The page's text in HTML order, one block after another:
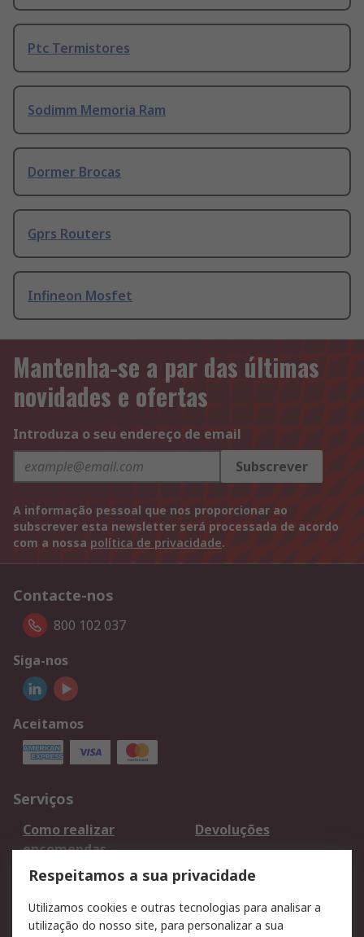
Ptc Termistores
Sodimm Memoria Ram
Dormer Brocas
Gprs Routers
Infineon Mosfet
Mantenha-se a par das últimas
novidades e ofertas
Introduza o seu endereço de email
Subscrever
A informação pessoal que nos proporcionar ao
subscrever esta newsletter será processada de acordo
com a nossa política de privacidade.
Contacte-nos
800 102 037
Siga-nos
Aceitamos
Serviços
Como realizar
encomendas
Devoluções
Formas de entrega
Qualidade e ambiente
Pagamento e
Respeitamos a sua privacidade
Utilizamos cookies e outras tecnologias para analisar a
utilização do nosso site, para personalizar a sua